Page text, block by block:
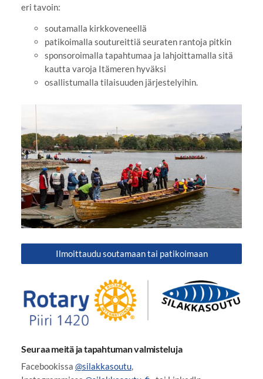
eri tavoin:
soutamalla kirkkoveneellä
patikoimalla soutureittiä seuraten rantoja pitkin
sponsoroimalla tapahtumaa ja lahjoittamalla sitä
kautta varoja Itämeren hyväksi
osallistumalla tilaisuuden järjestelyihin.
Ilmoittaudu soutamaan tai patikoimaan
Seuraa meitä ja tapahtuman valmisteluja
Facebookissa @silakkasoutu,